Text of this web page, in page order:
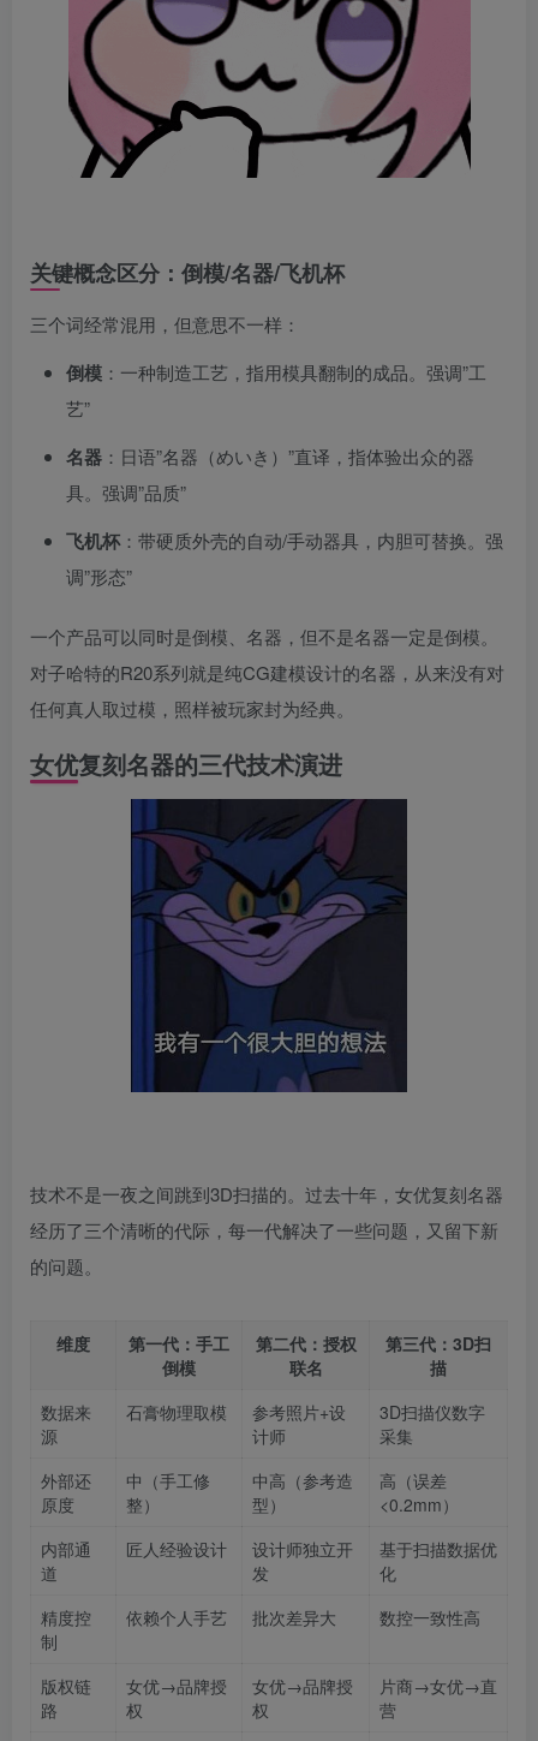
关键概念区分：倒模/名器/飞机杯
三个词经常混用，但意思不一样：
倒模 ：一种制造工艺，指用模具翻制的成品。强调”工
艺”
名器 ：日语”名器（めいき）”直译，指体验出众的器
具。强调”品质”
飞机杯：带硬质外壳的自动/手动器具，内胆可替换。强
调”形态”
一个产品可以同时是倒模、名器，但不是名器一定是倒模。
对子哈特的R20系列就是纯CG建模设计的名器，从来没有对
任何真人取过模，照样被玩家封为经典。
女优复刻名器的三代技术演进
技术不是一夜之间跳到3D扫描的。过去十年，女优复刻名器
经历了三个清晰的代际，每一代解决了一些问题，又留下新
的问题。
维度
第一代：手工
倒模
第二代：授权
联名
第三代：3D扫
描
数据来
源
石膏物理取模
参考照片+设
计师
3D扫描仪数字
采集
外部还
原度
中（手工修
整）
中高（参考造
型）
高（误差
<0.2mm）
内部通
道
匠人经验设计
设计师独立开
发
基于扫描数据优
化
精度控
制
依赖个人手艺 批次差异大 数控一致性高
版权链
路
女优→品牌授
权
女优→品牌授
权
片商→女优→直
营